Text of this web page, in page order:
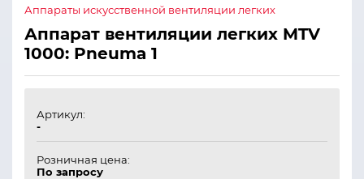
Аппараты искусственной вентиляции легких
Аппарат вентиляции легких MTV
1000: Pneuma 1
Артикул:
-
Розничная цена:
По запросу